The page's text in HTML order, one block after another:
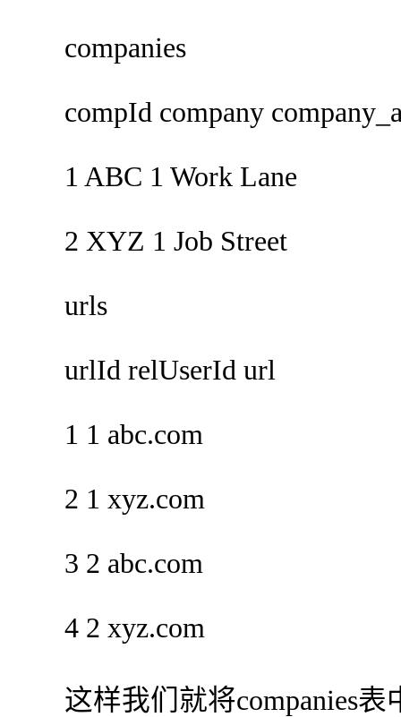
companies
compId company
1 ABC 1 Work Lane
2 XYZ 1 Job Street
urls
urlId relUserId url
1 1 abc.com
2 1 xyz.com
3 2 abc.com
4 2 xyz.com
这样我们就将companies表